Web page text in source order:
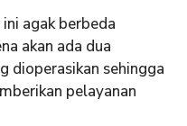
agak berbeda
akan ada dua
dioperasikan sehingga
pelayanan